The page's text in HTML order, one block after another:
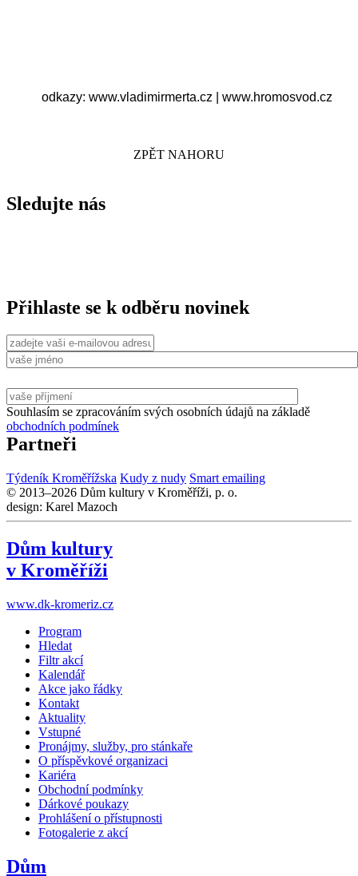
odkazy: www.vladimirmerta.cz www.hromosvod.cz
ZPĚT NAHORU
Sledujte nás
Přihlaste se k odběru novinek
Souhlasím se zpracováním svých osobních údajů na základě
obchodních podmínek
Partneři
Týdeník Kroměřížska Kudy z nudy Smart emailing
© 2013–2026 Dům kultury v Kroměříži, p. o.
design: Karel Mazoch
Dům kultury
v Kroměříži
www.dk-kromeriz.cz
Program
Hledat
Filtr akcí
Kalendář
Akce jako řádky
Kontakt
Aktuality
Vstupné
Pronájmy, služby, pro stánkaře
O příspěvkové organizaci
Kariéra
Obchodní podmínky
Dárkové poukazy
Prohlášení o přístupnosti
Fotogalerie z akcí
Dům